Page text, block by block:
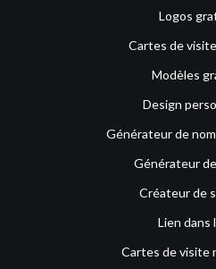
Logos
Cartes de
Modèles
Design
Générateur de
Générateur
Créateur de
Lien dans
Cartes de visite